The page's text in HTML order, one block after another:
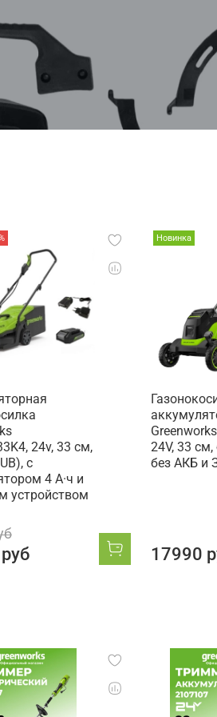
24v, 33 см,
с
4 А·ч и
устройством
Новинка
24V, 33
без АКБ и
17990